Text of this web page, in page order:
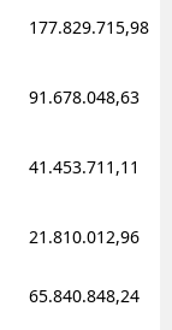
177.829.715,98
91.678.048,63
41.453.711,11
21.810.012,96
65.840.848,24